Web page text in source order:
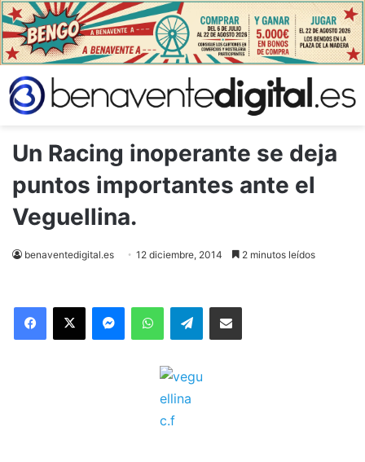
Un Racing inoperante se deja
puntos importantes ante el
Veguellina.
benaventedigital.es 12 diciembre, 2014 2 minutos leídos
Telegram